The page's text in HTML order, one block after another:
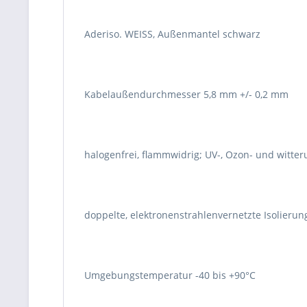
Aderiso. WEISS, Außenmantel schwarz
Kabelaußendurchmesser 5,8 mm +/- 0,2 mm
halogenfrei, flammwidrig; UV-, Ozon- und
doppelte, elektronenstrahlenvernetzte
Umgebungstemperatur -40 bis +90°C